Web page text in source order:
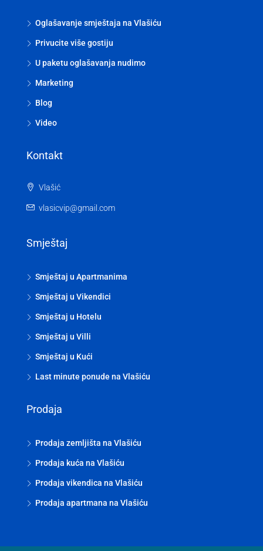
Oglašavanje smještaja na Vlašiću
Privucite više gostiju
U paketu oglašavanja nudimo
Marketing
Blog
Video
Kontakt
Vlašić
vlasicvip@gmail.com
Smještaj
Smještaj u Apartmanima
Smještaj u Vikendici
Smještaj u Hotelu
Smještaj u Villi
Smještaj u Kući
Last minute ponude na Vlašiću
Prodaja
Prodaja zemljišta na Vlašiću
Prodaja kuća na Vlašiću
Prodaja vikendica na Vlašiću
Prodaja apartmana na Vlašiću